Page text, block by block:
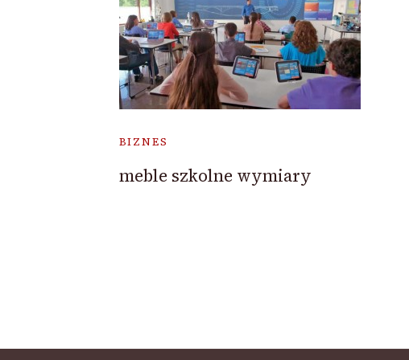
BIZNES
meble szkolne wymiary